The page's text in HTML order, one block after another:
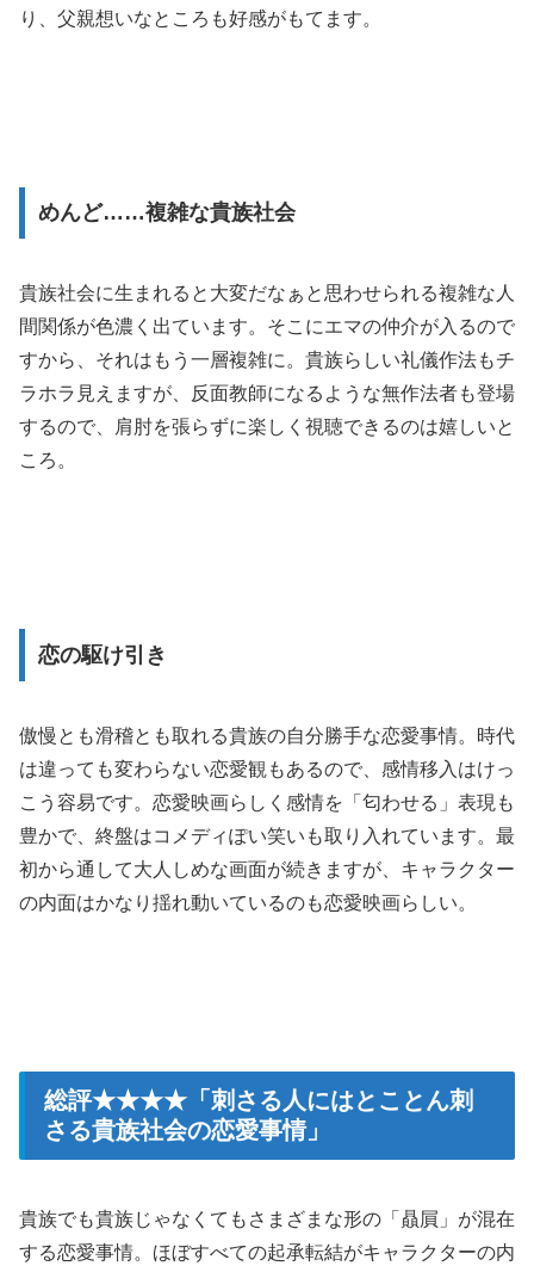
り、父親想いなところも好感がもてます。
めんど……複雑な貴族社会
貴族社会に生まれると大変だなぁと思わせられる複雑な人
間関係が色濃く出ています。そこにエマの仲介が入るので
すから、それはもう一層複雑に。貴族らしい礼儀作法もチ
ラホラ見えますが、反面教師になるような無作法者も登場
するので、肩肘を張らずに楽しく視聴できるのは嬉しいと
ころ。
恋の駆け引き
傲慢とも滑稽とも取れる貴族の自分勝手な恋愛事情。時代
は違っても変わらない恋愛観もあるので、感情移入はけっ
こう容易です。恋愛映画らしく感情を「匂わせる」表現も
豊かで、終盤はコメディぽい笑いも取り入れています。最
初から通して大人しめな画面が続きますが、キャラクター
の内面はかなり揺れ動いているのも恋愛映画らしい。
総評★★★★「刺さる人にはとことん刺
さる貴族社会の恋愛事情」
貴族でも貴族じゃなくてもさまざまな形の「贔屓」が混在
する恋愛事情。ほぼすべての起承転結がキャラクターの内